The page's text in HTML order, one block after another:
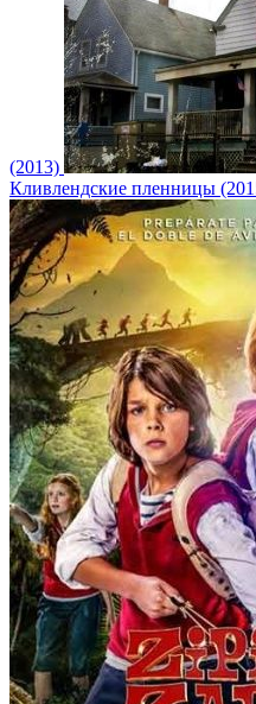
(2013)
Кливлендские пленницы